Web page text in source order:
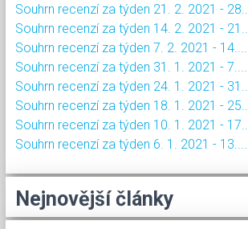
Souhrn recenzí za týden 21. 2. 2021 - 28....
Souhrn recenzí za týden 14. 2. 2021 - 21....
Souhrn recenzí za týden 7. 2. 2021 - 14....
Souhrn recenzí za týden 31. 1. 2021 - 7....
Souhrn recenzí za týden 24. 1. 2021 - 31....
Souhrn recenzí za týden 18. 1. 2021 - 25....
Souhrn recenzí za týden 10. 1. 2021 - 17....
Souhrn recenzí za týden 6. 1. 2021 - 13....
Nejnovější články